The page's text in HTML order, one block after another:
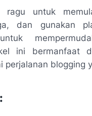
ragu untuk
dan gunakan
ini bermanfaat
perjalanan blogging